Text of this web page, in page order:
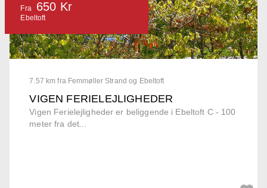
7.57 km fra Femmøller Strand og Ebeltoft
VIGEN FERIELEJLIGHEDER
Vigen Ferielejligheder er beliggende i Ebeltoft C - 100
meter fra det...
Fra 650 Kr
Ebeltoft